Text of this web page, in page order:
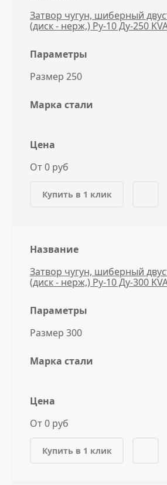
Затвор чугун, шиберный
(диск - нерж,) Ру-10 Ду-250
Параметры
Размер 250
Марка стали
Цена
От 0 руб
Купить в 1 клик
Название
Затвор чугун, шиберный
(диск - нерж,) Ру-10 Ду-300
Параметры
Размер 300
Марка стали
Цена
От 0 руб
Купить в 1 клик